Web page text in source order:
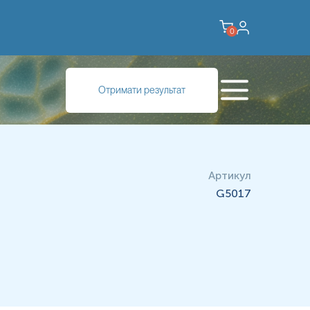
0
Отримати результат
тучними клітинами, еозинофілами та базофілами.
і регулюють гомеостаз імунних клітин, опосередковуючи
який індукує диференціацію Т-хелперних клітин
Крім того, було також показано, що інтерлейкін 4
та адаптаційного імунітету. Крім того, IL-4
крові були підвищені у пацієнтів з еозинофільним
4 був тісно пов’язаний зі смертністю від гострого
Артикул
G5017